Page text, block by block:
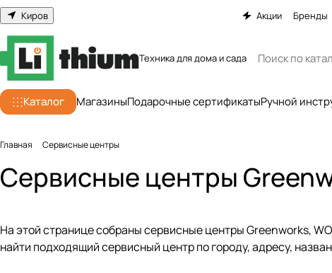
Киров Акции Бренды
Техника для дома и сада
Каталог МагазиныПодарочные сертификатыРучной
Главная Сервисные центры
Сервисные центры
На этой странице собраны сервисные центры Greenworks,
найти подходящий сервисный центр по городу, адресу,